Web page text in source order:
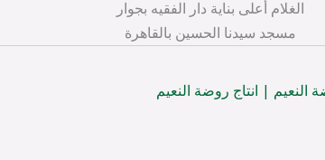
الغلام أعلى بناية دار الفقيه بجوار
مسجد سيدنا الحسين بالقاهرة